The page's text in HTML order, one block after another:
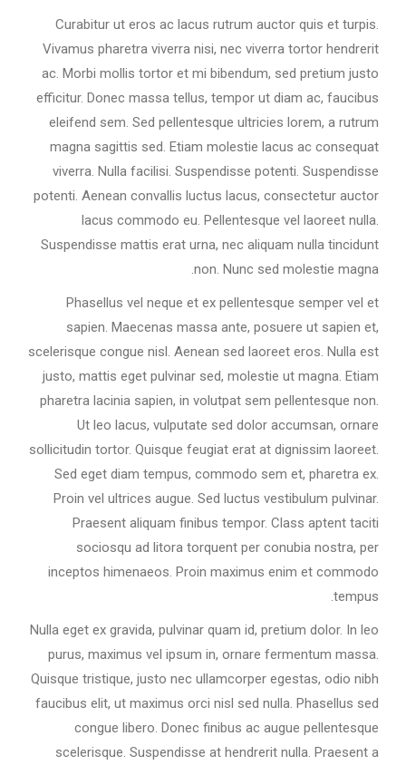
Curabitur ut eros ac lacus rutrum auctor quis et turpis.
Vivamus pharetra viverra nisi, nec viverra tortor hendrerit
ac. Morbi mollis tortor et mi bibendum, sed pretium justo
efficitur. Donec massa tellus, tempor ut diam ac, faucibus
eleifend sem. Sed pellentesque ultricies lorem, a rutrum
magna sagittis sed. Etiam molestie lacus ac consequat
viverra. Nulla facilisi. Suspendisse potenti. Suspendisse
potenti. Aenean convallis luctus lacus, consectetur auctor
lacus commodo eu. Pellentesque vel laoreet nulla.
Suspendisse mattis erat urna, nec aliquam nulla tincidunt
non. Nunc sed molestie magna.
Phasellus vel neque et ex pellentesque semper vel et
sapien. Maecenas massa ante, posuere ut sapien et,
scelerisque congue nisl. Aenean sed laoreet eros. Nulla est
justo, mattis eget pulvinar sed, molestie ut magna. Etiam
pharetra lacinia sapien, in volutpat sem pellentesque non.
Ut leo lacus, vulputate sed dolor accumsan, ornare
sollicitudin tortor. Quisque feugiat erat at dignissim laoreet.
Sed eget diam tempus, commodo sem et, pharetra ex.
Proin vel ultrices augue. Sed luctus vestibulum pulvinar.
Praesent aliquam finibus tempor. Class aptent taciti
sociosqu ad litora torquent per conubia nostra, per
inceptos himenaeos. Proin maximus enim et commodo
tempus.
Nulla eget ex gravida, pulvinar quam id, pretium dolor. In leo
purus, maximus vel ipsum in, ornare fermentum massa.
Quisque tristique, justo nec ullamcorper egestas, odio nibh
faucibus elit, ut maximus orci nisl sed nulla. Phasellus sed
congue libero. Donec finibus ac augue pellentesque
scelerisque. Suspendisse at hendrerit nulla. Praesent a